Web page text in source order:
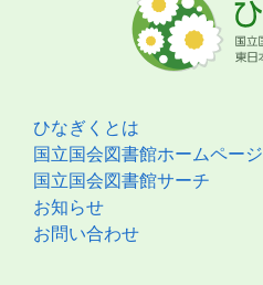
ひなぎくとは
国立国会図書館ホームページ
国立国会図書館サーチ
お知らせ
お問い合わせ